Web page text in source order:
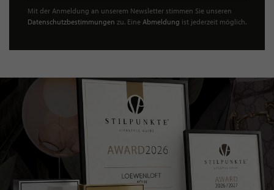
Mit der Anmeldung an unserem Newsletter stimmen Sie unseren
Datenschutzbestimmungen zu. Eine Abmeldung ist jederzeit möglich.